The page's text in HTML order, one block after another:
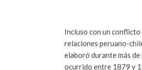
Incluso con un
relaciones peruano-
elaboró durante más
ocurrido entre 1879 y